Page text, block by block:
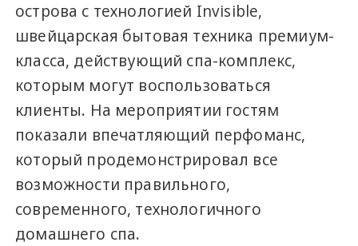
острова с технологией Invisible,
швейцарская бытовая техника премиум-
класса, действующий спа-комплекс,
которым могут воспользоваться
клиенты. На мероприятии гостям
показали впечатляющий перфоманс,
который продемонстрировал все
возможности правильного,
современного, технологичного
домашнего спа.